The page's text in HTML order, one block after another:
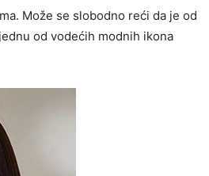
Može se slobodno reći da je od
od vodećih modnih ikona